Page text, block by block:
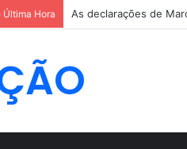
Última Hora As declarações de